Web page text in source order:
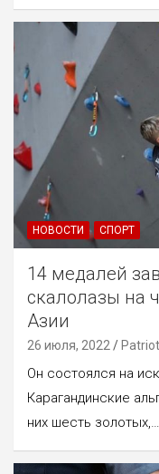
НОВОСТИ СПОРТ
14 медалей
скалолазы на
Азии
26 июля, 2022
Он состоялся на
Карагандинские
них шесть золотых,…